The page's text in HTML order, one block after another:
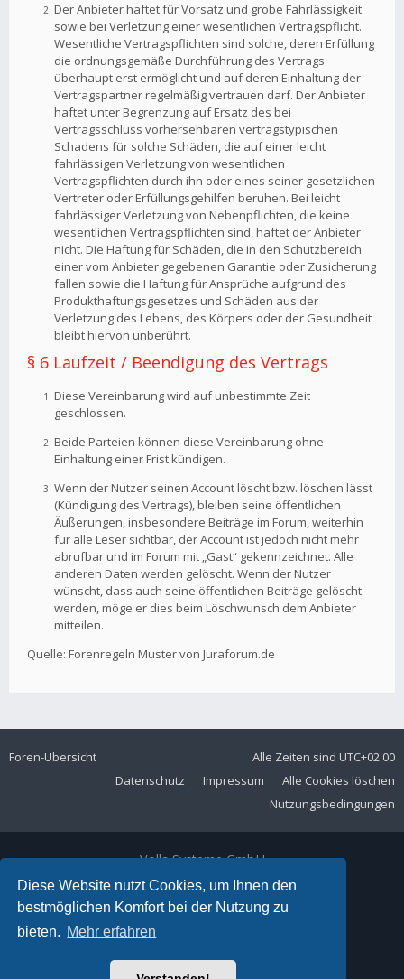
Diese Website nutzt Cookies, um Ihnen den
bestmöglichen Komfort bei der Nutzung zu
bieten. Mehr erfahren
Der Anbieter haftet für Vorsatz und grobe Fahrlässigkeit
sowie bei Verletzung einer wesentlichen Vertragspflicht.
Wesentliche Vertragspflichten sind solche, deren Erfüllung
die ordnungsgemäße Durchführung des Vertrags
überhaupt erst ermöglicht und auf deren Einhaltung der
Vertragspartner regelmäßig vertrauen darf. Der Anbieter
haftet unter Begrenzung auf Ersatz des bei
Vertragsschluss vorhersehbaren vertragstypischen
Schadens für solche Schäden, die auf einer leicht
fahrlässigen Verletzung von wesentlichen
Vertragspflichten durch ihn oder eines seiner gesetzlichen
Vertreter oder Erfüllungsgehilfen beruhen. Bei leicht
fahrlässiger Verletzung von Nebenpflichten, die keine
wesentlichen Vertragspflichten sind, haftet der Anbieter
nicht. Die Haftung für Schäden, die in den Schutzbereich
einer vom Anbieter gegebenen Garantie oder Zusicherung
fallen sowie die Haftung für Ansprüche aufgrund des
Produkthaftungsgesetzes und Schäden aus der
Verletzung des Lebens, des Körpers oder der Gesundheit
bleibt hiervon unberührt.
§ 6 Laufzeit / Beendigung des Vertrags
Diese Vereinbarung wird auf unbestimmte Zeit
geschlossen.
Beide Parteien können diese Vereinbarung ohne
Einhaltung einer Frist kündigen.
Wenn der Nutzer seinen Account löscht bzw. löschen lässt
(Kündigung des Vertrags), bleiben seine öffentlichen
Äußerungen, insbesondere Beiträge im Forum, weiterhin
für alle Leser sichtbar, der Account ist jedoch nicht mehr
abrufbar und im Forum mit „Gast“ gekennzeichnet. Alle
anderen Daten werden gelöscht. Wenn der Nutzer
wünscht, dass auch seine öffentlichen Beiträge gelöscht
werden, möge er dies beim Löschwunsch dem Anbieter
mitteilen.
Quelle: Forenregeln Muster von Juraforum.de
Foren-Übersicht Alle Zeiten sind UTC+02:00
Alle Cookies löschen
Impressum
Datenschutz
Nutzungsbedingungen
Volla Systeme GmbH
Kölner Straße 102
42897 Remscheid
Telefon:+49 2191 59897 61
E-Mail: